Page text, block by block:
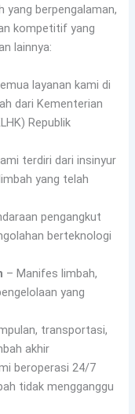
yang berpengalaman,
kompetitif yang
lainnya:
layanan kami di
dari Kementerian
Republik
terdiri dari insinyur
yang telah
pengangkut
berteknologi
– Manifes limbah,
yang
transportasi,
akhir
beroperasi 24/7
tidak mengganggu